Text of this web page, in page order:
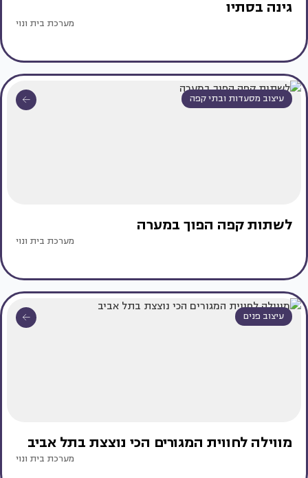
גינה בסתיו
מערכת בית ונוי
עיצוב מסעדות ובתי קפה
לשתות קפה הפוך במערה
מערכת בית ונוי
עיצוב פנים
מווילה לחווית המגורים הכי נוצצת בתל אביב
מערכת בית ונוי